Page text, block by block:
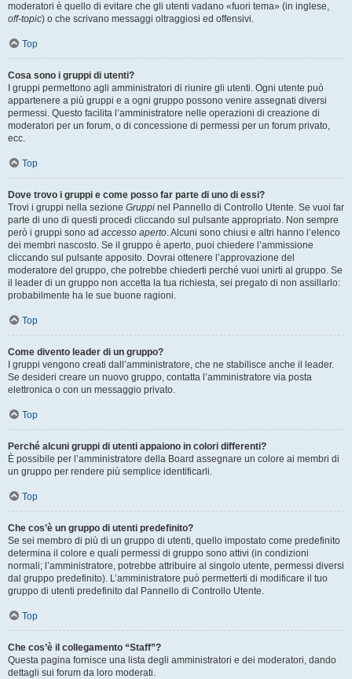
moderatori è quello di evitare che gli utenti vadano «fuori tema» (in inglese,
off-topic) o che scrivano messaggi oltraggiosi ed offensivi.
Top
Cosa sono i gruppi di utenti?
I gruppi permettono agli amministratori di riunire gli utenti. Ogni utente può
appartenere a più gruppi e a ogni gruppo possono venire assegnati diversi
permessi. Questo facilita l’amministratore nelle operazioni di creazione di
moderatori per un forum, o di concessione di permessi per un forum privato,
ecc.
Top
Dove trovo i gruppi e come posso far parte di uno di essi?
Trovi i gruppi nella sezione Gruppi nel Pannello di Controllo Utente. Se vuoi far
parte di uno di questi procedi cliccando sul pulsante appropriato. Non sempre
però i gruppi sono ad accesso aperto. Alcuni sono chiusi e altri hanno l’elenco
dei membri nascosto. Se il gruppo è aperto, puoi chiedere l’ammissione
cliccando sul pulsante apposito. Dovrai ottenere l’approvazione del
moderatore del gruppo, che potrebbe chiederti perché vuoi unirti al gruppo. Se
il leader di un gruppo non accetta la tua richiesta, sei pregato di non assillarlo:
probabilmente ha le sue buone ragioni.
Top
Come divento leader di un gruppo?
I gruppi vengono creati dall’amministratore, che ne stabilisce anche il leader.
Se desideri creare un nuovo gruppo, contatta l’amministratore via posta
elettronica o con un messaggio privato.
Top
Perché alcuni gruppi di utenti appaiono in colori differenti?
È possibile per l’amministratore della Board assegnare un colore ai membri di
un gruppo per rendere più semplice identificarli.
Top
Che cos’è un gruppo di utenti predefinito?
Se sei membro di più di un gruppo di utenti, quello impostato come predefinito
determina il colore e quali permessi di gruppo sono attivi (in condizioni
normali; l’amministratore, potrebbe attribuire al singolo utente, permessi diversi
dal gruppo predefinito). L’amministratore può permetterti di modificare il tuo
gruppo di utenti predefinito dal Pannello di Controllo Utente.
Top
Che cos’è il collegamento “Staff”?
Questa pagina fornisce una lista degli amministratori e dei moderatori, dando
dettagli sui forum da loro moderati.